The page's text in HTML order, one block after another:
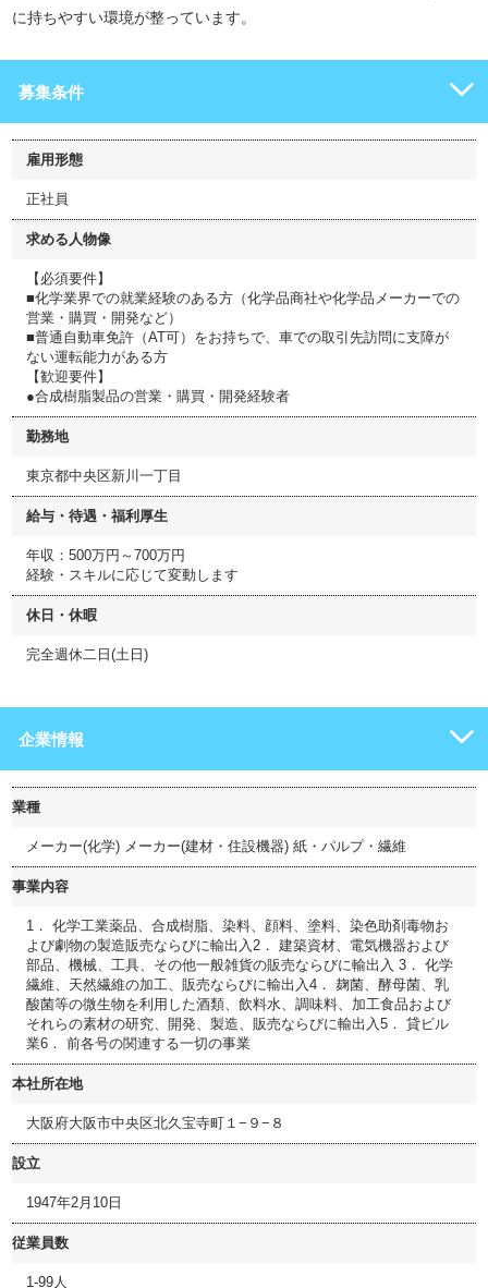
に持ちやすい環境が整っています。
募集条件
雇用形態
正社員
求める人物像
【必須要件】
■化学業界での就業経験のある方（化学品商社や化学品メーカーでの
営業・購買・開発など）
■普通自動車免許（AT可）をお持ちで、車での取引先訪問に支障が
ない運転能力がある方
【歓迎要件】
●合成樹脂製品の営業・購買・開発経験者
勤務地
東京都中央区新川一丁目
給与・待遇・福利厚生
年収：500万円～700万円
経験・スキルに応じて変動します
休日・休暇
完全週休二日(土日)
企業情報
業種
メーカー(化学) メーカー(建材・住設機器) 紙・パルプ・繊維
事業内容
1． 化学工業薬品、合成樹脂、染料、顔料、塗料、染色助剤毒物お
よび劇物の製造販売ならびに輸出入2． 建築資材、電気機器および
部品、機械、工具、その他一般雑貨の販売ならびに輸出入 3． 化学
繊維、天然繊維の加工、販売ならびに輸出入4． 麹菌、酵母菌、乳
酸菌等の微生物を利用した酒類、飲料水、調味料、加工食品および
それらの素材の研究、開発、製造、販売ならびに輸出入5． 貸ビル
業6． 前各号の関連する一切の事業
本社所在地
大阪府大阪市中央区北久宝寺町１−９−８
設立
1947年2月10日
従業員数
1-99人